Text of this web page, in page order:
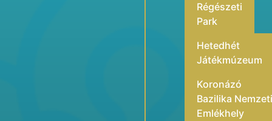
Régészeti
Park
Hetedhét
Játékmúzeum
Koronázó
Bazilika Nemzeti
Emlékhely